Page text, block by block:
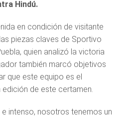
Hindú.
en condición de visitante
piezas claves de Sportivo
quien analizó la victoria
también marcó objetivos
que este equipo es el
de este certamen.
e intenso, nosotros tenemos un